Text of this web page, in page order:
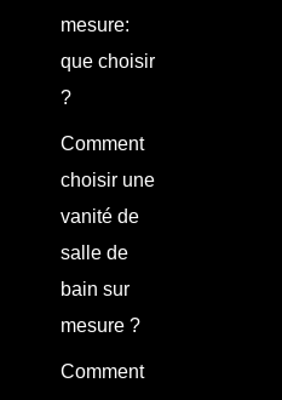
mesure:
que choisir
?
Comment
choisir une
vanité de
salle de
bain sur
mesure ?
Comment